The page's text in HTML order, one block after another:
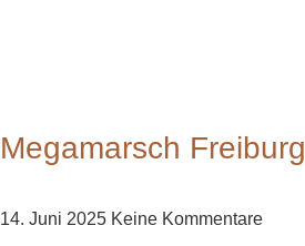
Megamarsch Freiburg
14. Juni 2025 Keine Kommentare